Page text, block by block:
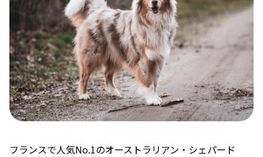
フランスで人気No.1のオーストラリアン・シェパード